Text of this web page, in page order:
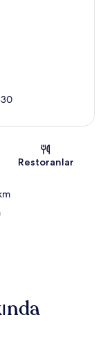
Restoranlar